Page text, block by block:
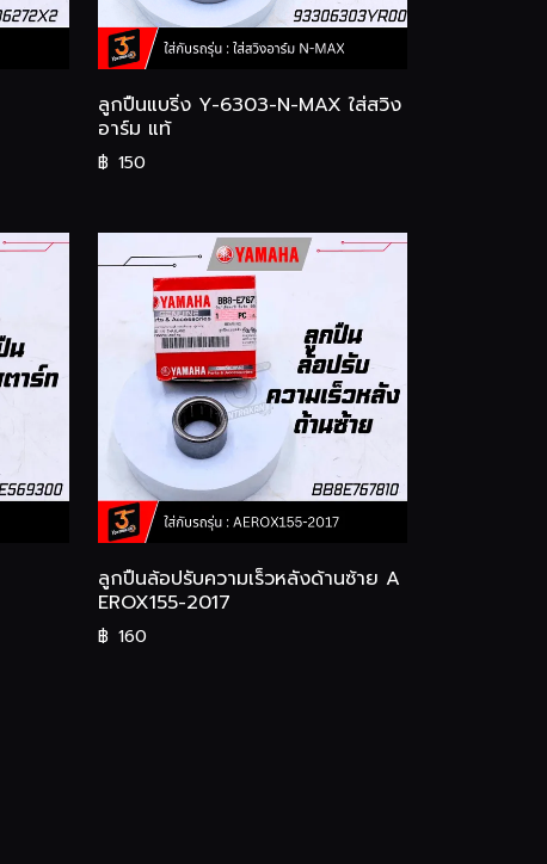
ลูกปืนแบริ่ง Y-6303-N-MAX ใส่สวิง
อาร์ม แท้
฿ 150
ลูกปืนล้อปรับความเร็วหลังด้านซ้าย A
EROX155-2017
฿ 160